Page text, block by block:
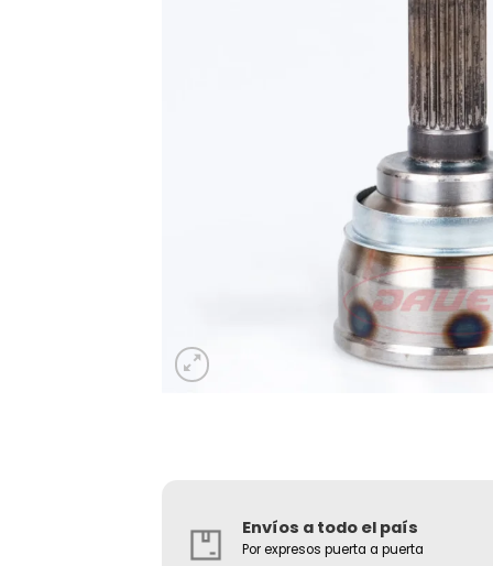
Envíos a todo el país
Por expresos puerta a puerta